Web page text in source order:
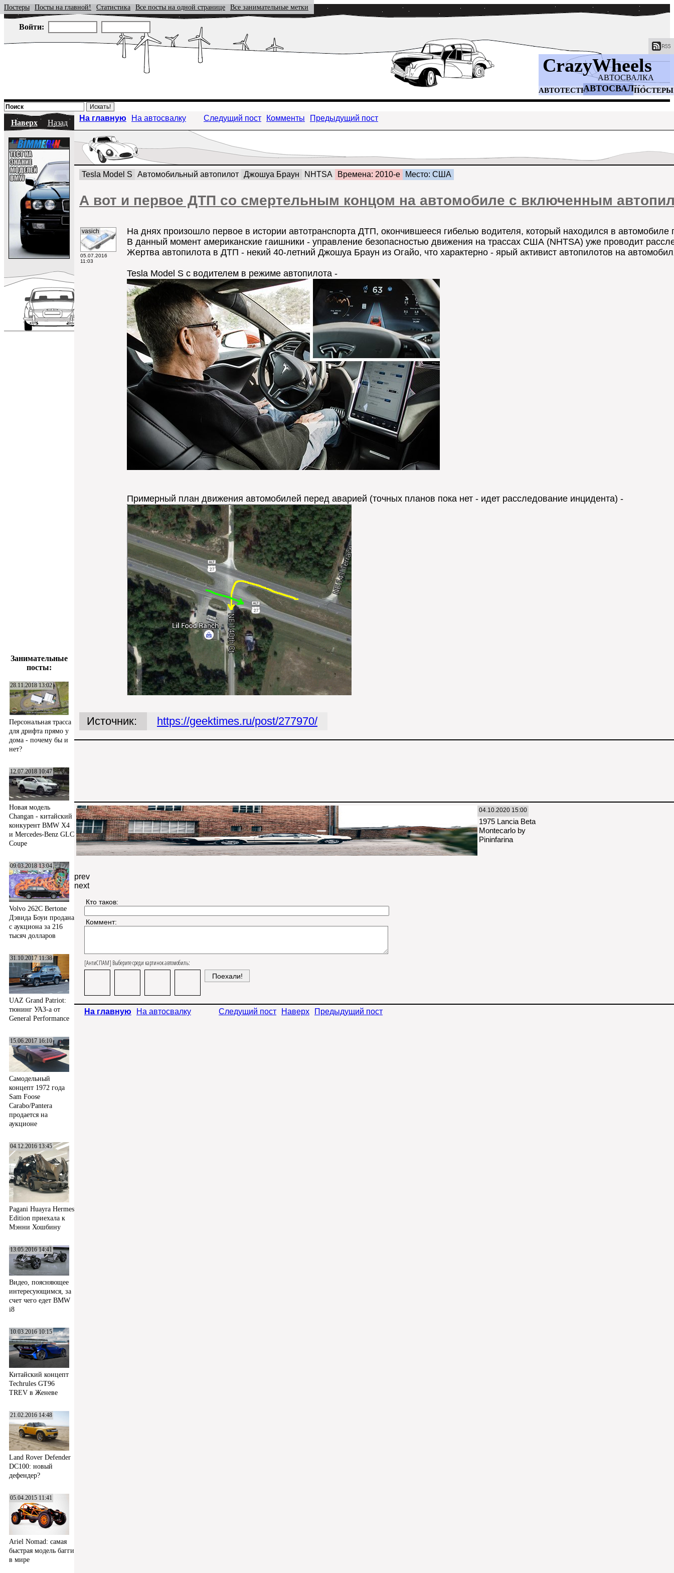
CrazyWheels
АВТОСВАЛКА
АВТОТЕСТЫАВТОСВАЛКАПОСТЕРЫ
Постеры Посты на главной! Статистика Все посты на одной странице Все занимательные метки
Войти:
Наверх Назад
Занимательные
посты:
28.11.2018 13:02
Персональная трасса
для дрифта прямо у
дома - почему бы и
нет?
12.07.2018 10:47
Новая модель
Changan - китайский
конкурент BMW X4
и Mercedes-Benz GLC
Coupe
09.03.2018 13:04
Volvo 262C Bertone
Дэвида Боуи продана
с аукциона за 216
тысяч долларов
31.10.2017 11:38
UAZ Grand Patriot:
тюнинг УАЗ-а от
General Performance
15.06.2017 16:10
Самодельный
концепт 1972 года
Sam Foose
Carabo/Pantera
продается на
аукционе
04.12.2016 13:45
Pagani Huayra Hermes
Edition приехала к
Мэнни Хошбину
13.05.2016 14:41
Видео, поясняющее
интересующимся, за
счет чего едет BMW
i8
10.03.2016 10:15
Китайский концепт
Techrules GT96
TREV в Женеве
21.02.2016 14:48
Land Rover Defender
DC100: новый
дефендер?
05.04.2015 11:41
Ariel Nomad: самая
быстрая модель багги
в мире
На главную На автосвалку Следущий пост Комменты Предыдущий пост
Tesla Model S Автомобильный автопилот Джошуа Браун NHTSA Времена: 2010-е Место: США
А вот и первое ДТП со смертельным концом на автомобиле с включенным
vasich
05.07.2016
11:03
На днях произошло первое в истории автотранспорта ДТП, окончившееся гибелью водителя, который находился в
В данный момент американские гаишники - управление безопасностью движения на трассах США (NHTSA) уже проводит
Жертва автопилота в ДТП - некий 40-летний Джошуа Браун из Огайо, что характерно - ярый активист автопилотов на
Tesla Model S с водителем в режиме автопилота -
Примерный план движения автомобилей перед аварией (точных планов пока нет - идет расследование инцидента) -
Источник: https://geektimes.ru/post/277970/
04.10.2020 15:00
1975 Lancia Beta
Montecarlo by
Pininfarina
prev
next
Кто таков:
Коммент:
[АнтиСПАМ] Выберите среди картинок автомобиль:
На главную На автосвалку Следущий пост Наверх Предыдущий пост